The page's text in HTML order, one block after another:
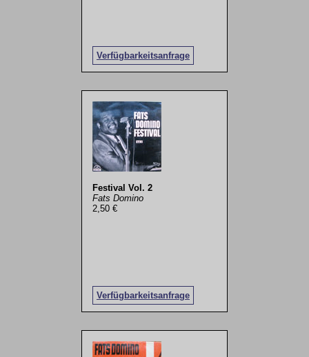
Verfügbarkeitsanfrage
Festival Vol. 2
Fats Domino
2,50 €
Verfügbarkeitsanfrage